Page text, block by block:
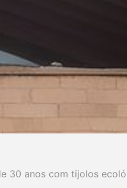
30 anos com tijolos